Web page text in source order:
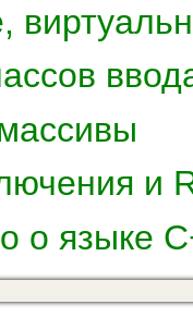
и
о языке